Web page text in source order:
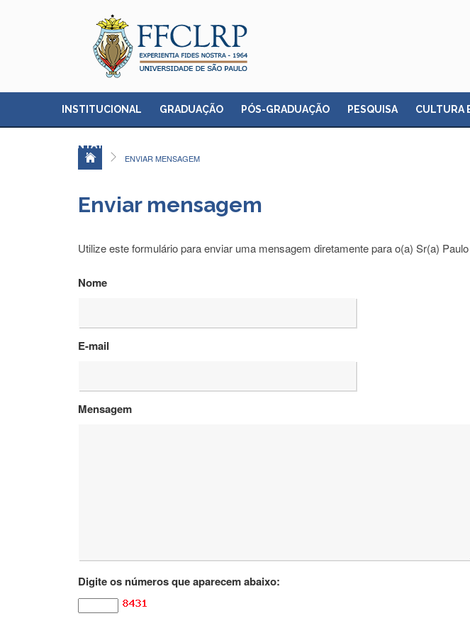
INSTITUCIONAL GRADUAÇÃO PÓS-GRADUAÇÃO PESQUISA CULTURA
CONTATO
ENVIAR MENSAGEM
Enviar mensagem
Utilize este formulário para enviar uma mensagem diretamente para o(a) Sr(a)
Nome
E-mail
Mensagem
Digite os números que aparecem abaixo: